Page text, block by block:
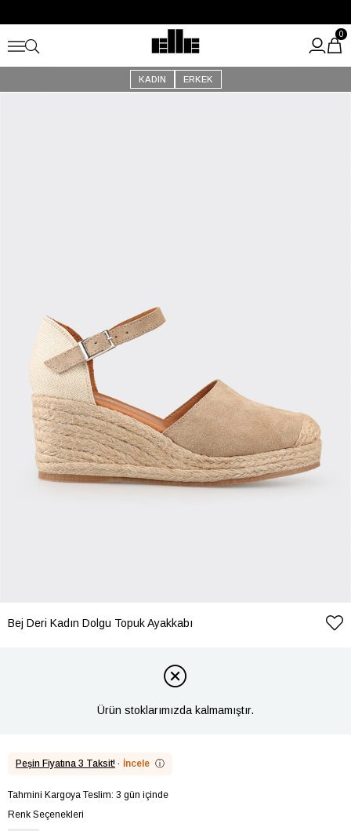
Kargo Ücretsiz!
KADIN ERKEK
0
Bej Deri Kadın Dolgu Topuk Ayakkabı
Ürün stoklarımızda kalmamıştır.
Peşin Fiyatına 3 Taksit! · İncele ⓘ
Tahmini Kargoya Teslim: 3 gün içinde
Renk Seçenekleri